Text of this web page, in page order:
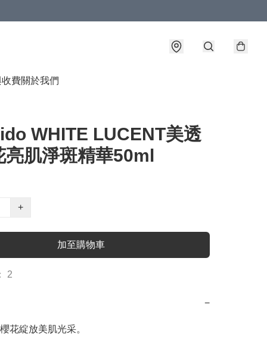
費關於我們
WHITE LUCENT美透
亮肌淨斑精華50ml
+
加至購物車
2
−
花綻放美肌光采。